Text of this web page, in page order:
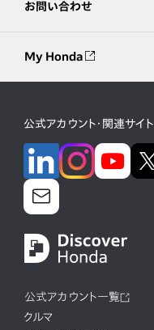
お問い合わせ
My Honda
公式アカウント・関連サイト
公式アカウント一覧
クルマ